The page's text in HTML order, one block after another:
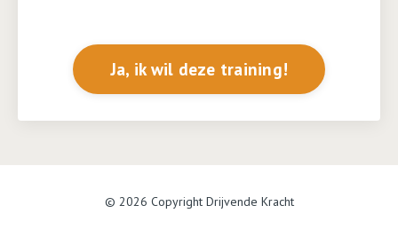
Ja, ik wil deze training!
© 2026 Copyright Drijvende Kracht